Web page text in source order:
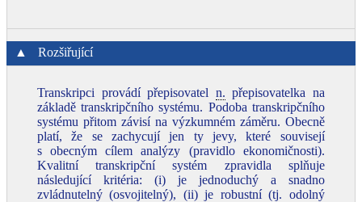
▲ Rozšiřující
Transkripci provádí přepisovatel n. přepisovatelka na
základě transkripčního systému. Podoba transkripčního
systému přitom závisí na výzkumném záměru. Obecně
platí, že se zachycují jen ty jevy, které souvisejí
s obecným cílem analýzy (pravidlo ekonomičnosti).
Kvalitní transkripční systém zpravidla splňuje
následující kritéria: (i) je jednoduchý a snadno
zvládnutelný (osvojitelný), (ii) je robustní (tj. odolný